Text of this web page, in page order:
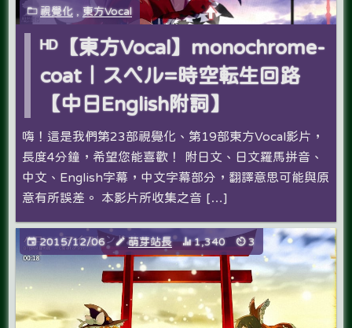
視覺化 , 東方Vocal
ᴴᴰ【東方Vocal】monochrome-
coat｜スペル=時空転生回路
【中日English附詞】
嗨！這是我們第23部視覺化、第19部東方Vocal影片，
長度4分鐘，希望您能喜歡­！ 附日文、日文羅馬拼音、
中文、English字幕，中文字幕部分，翻譯意思可能與原
意­有所誤差。 本影片所收集之音 […]
2015/12/06 萌芽站長 1,340 3